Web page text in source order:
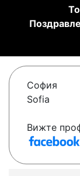
София
Sofia
Вижте